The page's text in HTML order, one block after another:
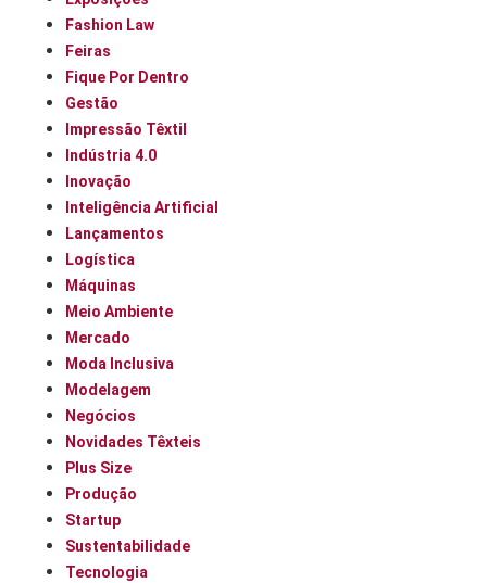
Fashion Law
Feiras
Fique Por Dentro
Gestão
Impressão Têxtil
Indústria 4.0
Inovação
Inteligência Artificial
Lançamentos
Logística
Máquinas
Meio Ambiente
Mercado
Moda Inclusiva
Modelagem
Negócios
Novidades Têxteis
Plus Size
Produção
Startup
Sustentabilidade
Tecnologia